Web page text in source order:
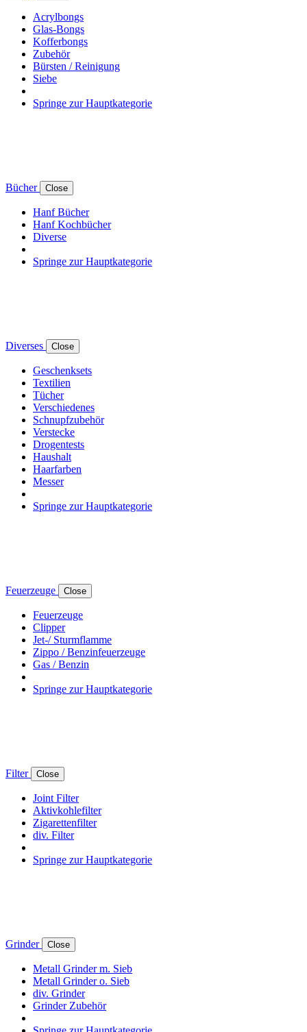
Acrylbongs
Glas-Bongs
Kofferbongs
Zubehör
Bürsten / Reinigung
Siebe
Springe zur Hauptkategorie
Bücher Close
Hanf Bücher
Hanf Kochbücher
Diverse
Springe zur Hauptkategorie
Diverses Close
Geschenksets
Textilien
Tücher
Verschiedenes
Schnupfzubehör
Verstecke
Drogentests
Haushalt
Haarfarben
Messer
Springe zur Hauptkategorie
Feuerzeuge Close
Feuerzeuge
Clipper
Jet-/ Sturmflamme
Zippo / Benzinfeuerzeuge
Gas / Benzin
Springe zur Hauptkategorie
Filter Close
Joint Filter
Aktivkohlefilter
Zigarettenfilter
div. Filter
Springe zur Hauptkategorie
Grinder Close
Metall Grinder m. Sieb
Metall Grinder o. Sieb
div. Grinder
Grinder Zubehör